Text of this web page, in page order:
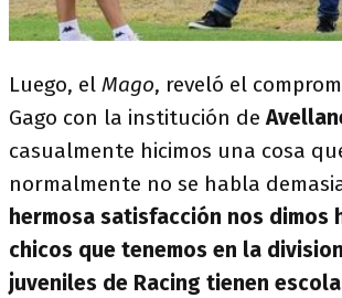
Luego, el Mago, reveló el
Gago con la institución de
casualmente hicimos una cosa
normalmente no se habla
hermosa satisfacción nos dimos
chicos que tenemos en la
juveniles de Racing tienen